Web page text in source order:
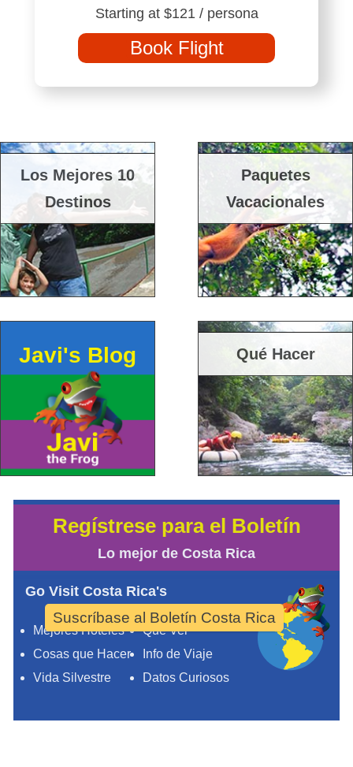
Starting at $121 / persona
Book Flight
Los Mejores 10
Destinos
Paquetes
Vacacionales
Javi's Blog Qué Hacer
Regístrese para el Boletín
Lo mejor de Costa Rica
Go Visit Costa Rica's
Mejores Hoteles
Qué Ver
Cosas que Hacer
Info de Viaje
Vida Silvestre
Datos Curiosos
Suscríbase al Boletín Costa Rica